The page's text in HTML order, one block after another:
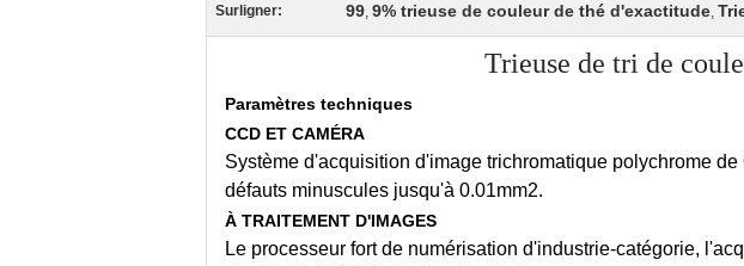
Surligner: 99, 9% trieuse de couleur de thé d'exactitude,
Trieuse de tri de
Paramètres techniques
CCD ET CAMÉRA
Système d'acquisition d'image trichromatique polychrome
défauts minuscules jusqu'à 0.01mm2.
À TRAITEMENT D'IMAGES
Le processeur fort de numérisation d'industrie-catégorie,